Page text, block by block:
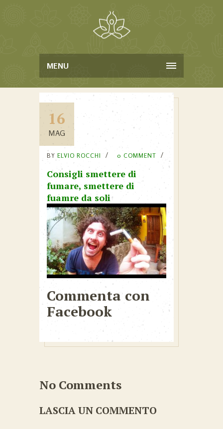
MENU
16
MAG
BY ELVIO ROCCHI 0 COMMENT
Consigli smettere di
fumare, smettere di
fuamre da soli
Commenta con
Facebook
No Comments
LASCIA UN COMMENTO